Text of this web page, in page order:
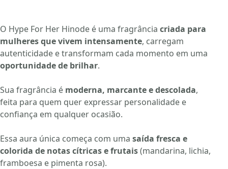
O Hype For Her Hinode é uma fragrância criada para
mulheres que vivem intensamente, carregam
autenticidade e transformam cada momento em uma
oportunidade de brilhar.
Sua fragrância é moderna, marcante e descolada,
feita para quem quer expressar personalidade e
confiança em qualquer ocasião.
Essa aura única começa com uma saída fresca e
colorida de notas cítricas e frutais(mandarina, lichia,
framboesa e pimenta rosa).